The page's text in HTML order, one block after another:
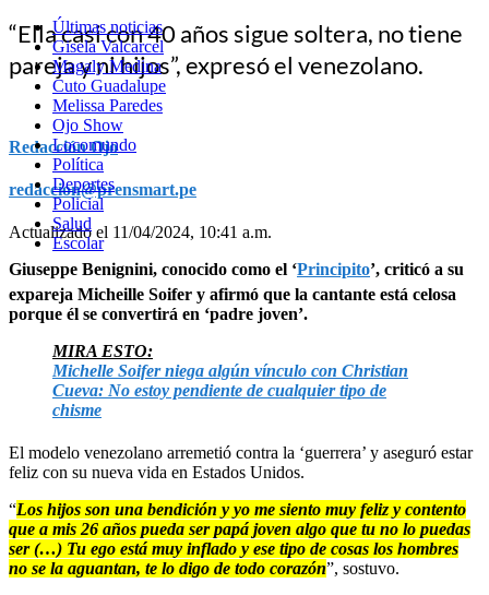
Últimas noticias
Gisela Valcarcel
Magaly Medina
Cuto Guadalupe
Melissa Paredes
Ojo Show
Locomundo
Política
Deportes
Policial
Salud
Escolar
“Ella casi con 40 años sigue soltera, no tiene
pareja y ni hijos”, expresó el venezolano.
Redacción Ojo
redaccion@prensmart.pe
Actualizado el 11/04/2024, 10:41 a.m.
Giuseppe Benignini, conocido como el ‘Principito’, criticó a su
expareja Micheille Soifer y afirmó que la cantante está celosa
porque él se convertirá en ‘padre joven’.
MIRA ESTO:
Michelle Soifer niega algún vínculo con Christian
Cueva: No estoy pendiente de cualquier tipo de
chisme
El modelo venezolano arremetió contra la ‘guerrera’ y aseguró estar
feliz con su nueva vida en Estados Unidos.
“Los hijos son una bendición y yo me siento muy feliz y contento
que a mis 26 años pueda ser papá joven algo que tu no lo puedas
ser (…) Tu ego está muy inflado y ese tipo de cosas los hombres
no se la aguantan, te lo digo de todo corazón”, sostuvo.